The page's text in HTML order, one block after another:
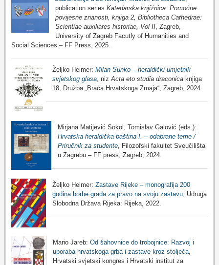
publication series Katedarska knjižnica: Pomoćne
povijesne znanosti, knjiga 2, Bibliotheca Cathedrae:
Scientiae auxiliares historiae, Vol II, Zagreb,
University of Zagreb Facutly of Humanities and
Social Sciences – FF Press, 2025.
Željko Heimer: Milan Sunko – heraldički umjetnik
svjetskog glasa , niz Acta eto studia draconica knjiga
18, Družba „Braća Hrvatskoga Zmaja“, Zagreb, 2024.
Mirjana Matijević Sokol, Tomislav Galović (eds.):
Hrvatska heraldička baština I. – odabrane teme /
Priručnik za studente, Filozofski fakultet Sveučilišta
u Zagrebu – FF press, Zagreb, 2024.
Željko Heimer: Zastave Rijeke – monografija 200
godina borbe grada za pravo na svoju zastavu, Udruga
Slobodna Država Rijeka: Rijeka, 2022.
Mario Jareb: Od šahovnice do trobojnice: Razvoj i
uporaba hrvatskoga grba i zastave kroz stoljeća,
Hrvatski svjetski kongres i Hrvatski institut za